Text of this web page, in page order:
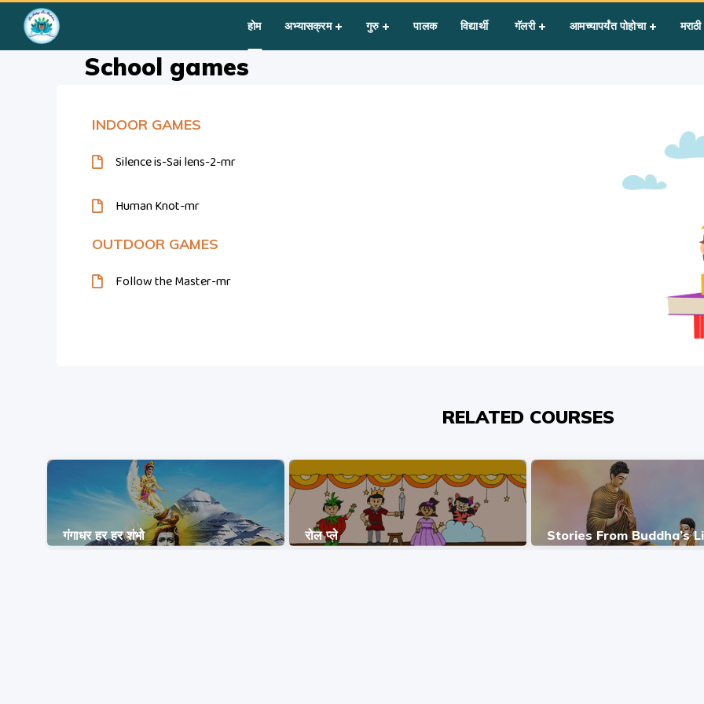
होम अभ्यासक्रम गुरु पालक विद्यार्थी गॅलरी आमच्यापर्यंत पोहोचा मराठी
Group Activities»School games
School games
INDOOR GAMES
Silence is-Sai lens-2-mr
Human Knot-mr
OUTDOOR GAMES
Follow the Master-mr
RELATED COURSES
गंगाधर हर हर शंभो रोल प्ले Stories From Buddha’s